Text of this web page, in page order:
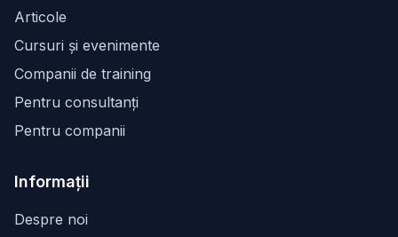
Articole
Cursuri și evenimente
Companii de training
Pentru consultanți
Pentru companii
Informații
Despre noi